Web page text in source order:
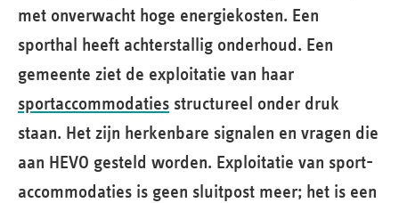
met onverwacht hoge energie­kosten. Een
sporthal heeft achterstallig onderhoud. Een
gemeente ziet de exploitatie van haar
sportaccommodaties structureel onder druk
staan. Het zijn herkenbare signalen en vragen die
aan HEVO gesteld worden. Exploitatie van sport­
accommodaties is geen sluitpost meer; het is een